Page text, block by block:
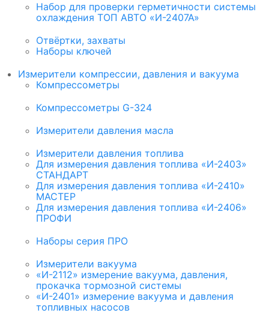
Набор для проверки герметичности системы
охлаждения ТОП АВТО «И-2407А»
Отвёртки, захваты
Наборы ключей
Измерители компрессии, давления и вакуума
Компрессометры
Компрессометры G-324
Измерители давления масла
Измерители давления топлива
Для измерения давления топлива «И-2403»
СТАНДАРТ
Для измерения давления топлива «И-2410»
МАСТЕР
Для измерения давления топлива «И-2406»
ПРОФИ
Наборы серия ПРО
Измерители вакуума
«И-2112» измерение вакуума, давления,
прокачка тормозной системы
«И-2401» измерение вакуума и давления
топливных насосов